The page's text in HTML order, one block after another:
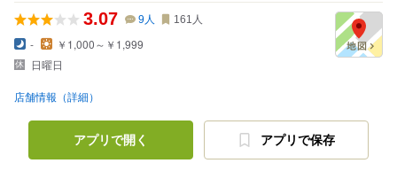
3.07 9人 161 人
-
￥1,000～￥1,999
日曜日
店舗情報（詳細）
アプリで開く アプリで保存